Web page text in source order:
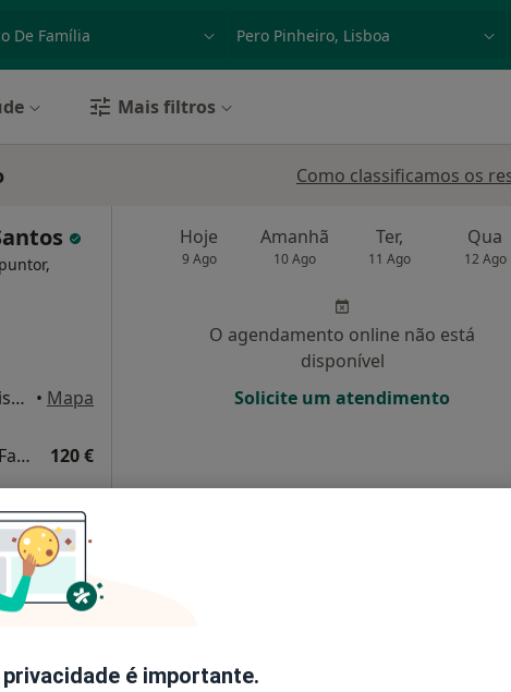
doença ou nome
Mais filtros
Como classificamos os
Rua Professor Santos Lucas, nº 38c, Lisboa • Mapa
Consulta domiciliar Medicina Geral e Familiar 120 €
Hoje
9 Ago
Amanhã
10 Ago
Ter,
11 Ago
Qua
12 Ago
O agendamento online não está
disponível
Solicite um atendimento
em
privacidade é importante.